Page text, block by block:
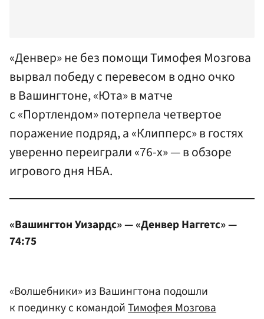
«Денвер» не без помощи Тимофея Мозгова
вырвал победу с перевесом в одно очко
в Вашингтоне, «Юта» в матче
с «Портлендом» потерпела четвертое
поражение подряд, а «Клипперс» в гостях
уверенно переиграли «76-х» — в обзоре
игрового дня НБА.
«Вашингтон Уизардс» — «Денвер Наггетс» —
74:75
«Волшебники» из Вашингтона подошли
к поединку с командойТимофея Мозгова